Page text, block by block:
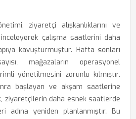
ziyaretçi alışkanlıklarını ve
çalışma saatlerini daha
kavuşturmuştur. Hafta sonları
mağazaların operasyonel
yönetilmesini zorunlu kılmıştır.
başlayan ve akşam saatlerine
ziyaretçilerin daha esnek saatlerde
adına yeniden planlanmıştır. Bu